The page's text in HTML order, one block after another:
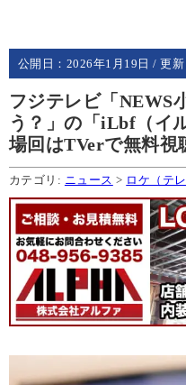
公開日： 2026年1月19日 / 更
フジテレビ「NEWS
う？」の「iLbf（イ
場回はTVerで無料視
カテゴリ: ニュース > ロケ（テ